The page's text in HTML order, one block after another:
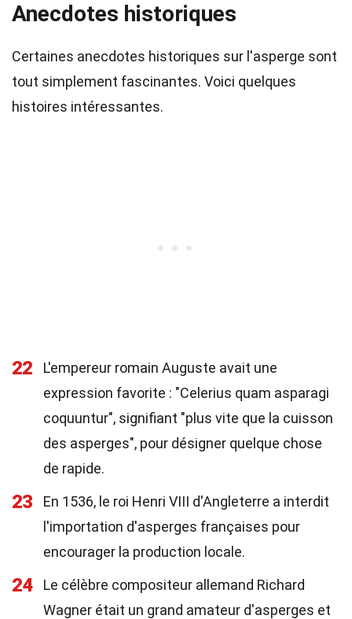
Anecdotes historiques
Certaines anecdotes historiques sur l'asperge sont
tout simplement fascinantes. Voici quelques
histoires intéressantes.
22
L'empereur romain Auguste avait une
expression favorite : "Celerius quam asparagi
coquuntur", signifiant "plus vite que la cuisson
des asperges", pour désigner quelque chose
de rapide.
23
En 1536, le roi Henri VIII d'Angleterre a interdit
l'importation d'asperges françaises pour
encourager la production locale.
24
Le célèbre compositeur allemand Richard
Wagner était un grand amateur d'asperges et